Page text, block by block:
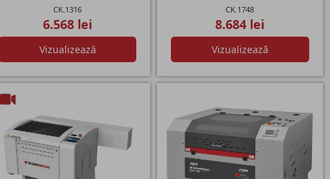
CK.1316
6.568 lei
Vizualizează
CK.1748
8.684 lei
Vizualizează